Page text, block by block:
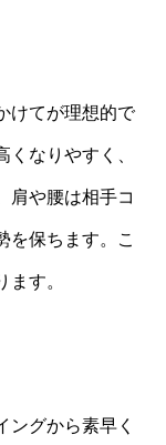
けてが理想的で
なりやすく、
肩や腰は相手コ
を保ちます。こ
す。
ングから素早く